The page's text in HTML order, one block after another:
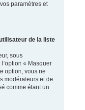
paramètres et
de la liste
sous
« Masquer
option, vous ne
modérateurs et de
comme étant un